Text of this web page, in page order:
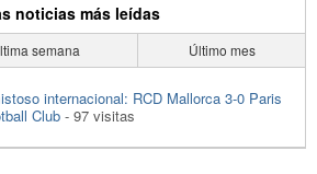
noticias más leídas
semana Último mes
internacional: RCD Mallorca 3-0 Paris
Club - 97 visitas